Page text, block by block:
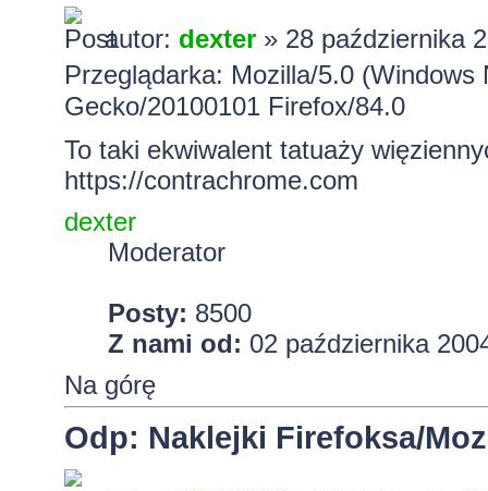
autor: dexter» 28 października
Przeglądarka: Mozilla/5.0
Gecko/20100101 Firefox/84.0
To taki ekwiwalent tatuaży
https://contrachrome.com
dexter
Moderator
Posty: 8500
Z nami od: 02 października
Na górę
Odp: Naklejki Firefoksa/